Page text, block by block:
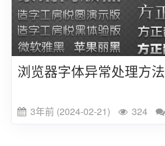
浏览器字体异常处理方法
3年前 (2024-02-21) 324